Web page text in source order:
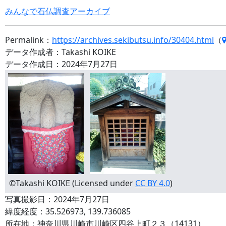
みんなで石仏調査アーカイブ
Permalink： https://archives.sekibutsu.info/30404.html （
データ作成者：Takashi KOIKE
データ作成日：2024年7月27日
©Takashi KOIKE (Licensed under CC BY 4.0)
写真撮影日：2024年7月27日
緯度経度：35.526973, 139.736085
所在地：神奈川県川崎市川崎区四谷上町２３（14131）